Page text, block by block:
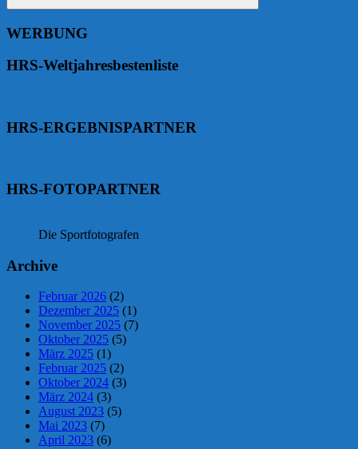
Suchen
WERBUNG
HRS-Weltjahresbestenliste
HRS-ERGEBNISPARTNER
HRS-FOTOPARTNER
Die Sportfotografen
Archive
Februar 2026 (2)
Dezember 2025 (1)
November 2025 (7)
Oktober 2025 (5)
März 2025 (1)
Februar 2025 (2)
Oktober 2024 (3)
März 2024 (3)
August 2023 (5)
Mai 2023 (7)
April 2023 (6)